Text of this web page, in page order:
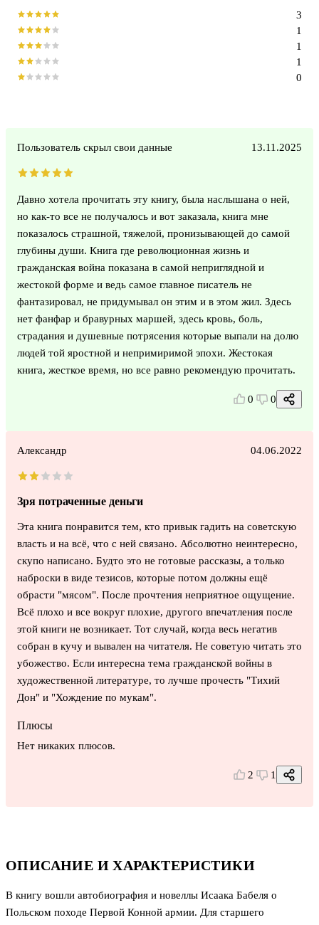
ОПИСАНИЕ И ХАРАКТЕРИСТИКИ
В книгу вошли автобиография и новеллы Исаака Бабеля о
Польском походе Первой Конной армии. Для старшего
0
1
1
1
3
Пользователь скрыл свои данные 13.11.2025
Давно хотела прочитать эту книгу, была наслышана о ней,
но как-то все не получалось и вот заказала, книга мне
показалось страшной, тяжелой, пронизывающей до самой
глубины души. Книга где революционная жизнь и
гражданская война показана в самой неприглядной и
жестокой форме и ведь самое главное писатель не
фантазировал, не придумывал он этим и в этом жил. Здесь
нет фанфар и бравурных маршей, здесь кровь, боль,
страдания и душевные потрясения которые выпали на долю
людей той яростной и непримиримой эпохи. Жестокая
книга, жесткое время, но все равно рекомендую прочитать.
0 0
Александр 04.06.2022
Зря потраченные деньги
Эта книга понравится тем, кто привык гадить на советскую
власть и на всё, что с ней связано. Абсолютно неинтересно,
скупо написано. Будто это не готовые рассказы, а только
наброски в виде тезисов, которые потом должны ещё
обрасти "мясом". После прочтения неприятное ощущение.
Всё плохо и все вокруг плохие, другого впечатления после
этой книги не возникает. Тот случай, когда весь негатив
собран в кучу и вывален на читателя. Не советую читать это
убожество. Если интересна тема гражданской войны в
художественной литературе, то лучше прочесть "Тихий
Дон" и "Хождение по мукам".
Плюсы
Нет никаких плюсов.
2 1